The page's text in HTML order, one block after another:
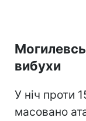
вибухи
У ніч проти
масовано